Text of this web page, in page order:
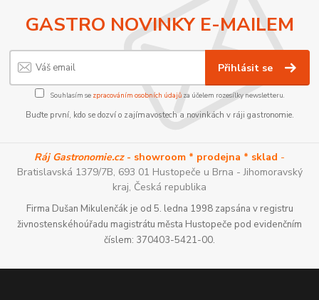
GASTRO NOVINKY E-MAILEM
Přihlásit se
Souhlasím se zpracováním osobních údajůza účelem rozesílky newsletteru.
Buďte první, kdo se dozví o zajímavostech a novinkách v ráji gastronomie.
Ráj Gastronomie.cz- showroom * prodejna * sklad -
Bratislavská 1379/7B, 693 01 Hustopeče u Brna - Jihomoravský
kraj, Česká republika
Firma Dušan Mikulenčák je od 5. ledna 1998 zapsána v registru
živnostenskéhoúřadu magistrátu města Hustopeče pod evidenčním
číslem: 370403-5421-00.